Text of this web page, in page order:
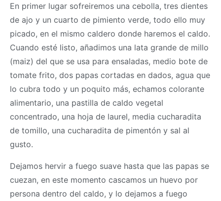
En primer lugar sofreiremos una cebolla, tres dientes
de ajo y un cuarto de pimiento verde, todo ello muy
picado, en el mismo caldero donde haremos el caldo.
Cuando esté listo, añadimos una lata grande de millo
(maiz) del que se usa para ensaladas, medio bote de
tomate frito, dos papas cortadas en dados, agua que
lo cubra todo y un poquito más, echamos colorante
alimentario, una pastilla de caldo vegetal
concentrado, una hoja de laurel, media cucharadita
de tomillo, una cucharadita de pimentón y sal al
gusto.
Dejamos hervir a fuego suave hasta que las papas se
cuezan, en este momento cascamos un huevo por
persona dentro del caldo, y lo dejamos a fuego